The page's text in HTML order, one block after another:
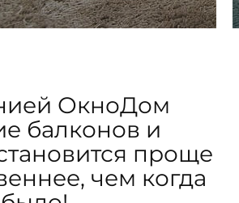
ОкноДом
балконов и
проще
чем когда